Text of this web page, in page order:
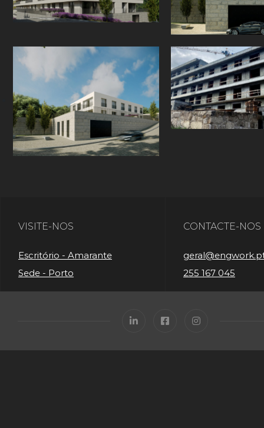
VISITE-NOS
Escritório - Amarante
Sede - Porto
CONTACTE-NOS
255 167 045